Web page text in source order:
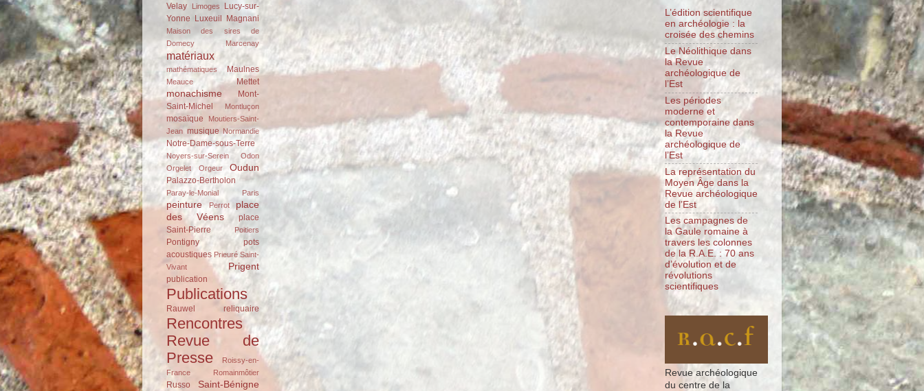
Velay
Limoges
Lucy-sur-
Yonne Luxeuil Magnani
Maison des sires de
Domecy
Marcenay
matériaux
mathématiques Maulnes
Meauce Mettet
monachisme
Mont-
Saint-Michel
Montluçon
mosaïque
Moutiers-Saint-
Jean musique Normandie
Notre-Dame-sous-Terre
Noyers-sur-Serein
Odon
Orgelet
Orgeur Oudun
Palazzo-Bertholon
Paray-le-Monial Paris
peinture Perrot
place
des Véens
place
Saint-Pierre
Poitiers
Pontigny
pots
acoustiques Prieuré Saint-
Vivant
Prigent
publication
Publications
Rauwel reliquaire
Rencontres
Revue de
Presse
Roissy-en-
France
Romainmôtier
Russo Saint-Bénigne
L’édition scientifique
en archéologie : la
croisée des chemins
Le Néolithique dans
la Revue
archéologique de
l’Est
Les périodes
moderne et
contemporaine dans
la Revue
archéologique de
l’Est
La représentation du
Moyen Âge dans la
Revue archéologique
de l’Est
Les campagnes de
la Gaule romaine à
travers les colonnes
de la R.A.E. : 70 ans
d’évolution et de
révolutions
scientifiques
Revue archéologique
du centre de la